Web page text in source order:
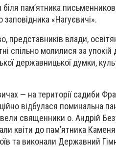
пам’ятника
«Нагуєвичі».
представників влади,
спільно молилися за
державницької думки,
— на території садиби
відбулася поминальна
священники о. Андрій
квіти до пам’ятника
та виконали Державний